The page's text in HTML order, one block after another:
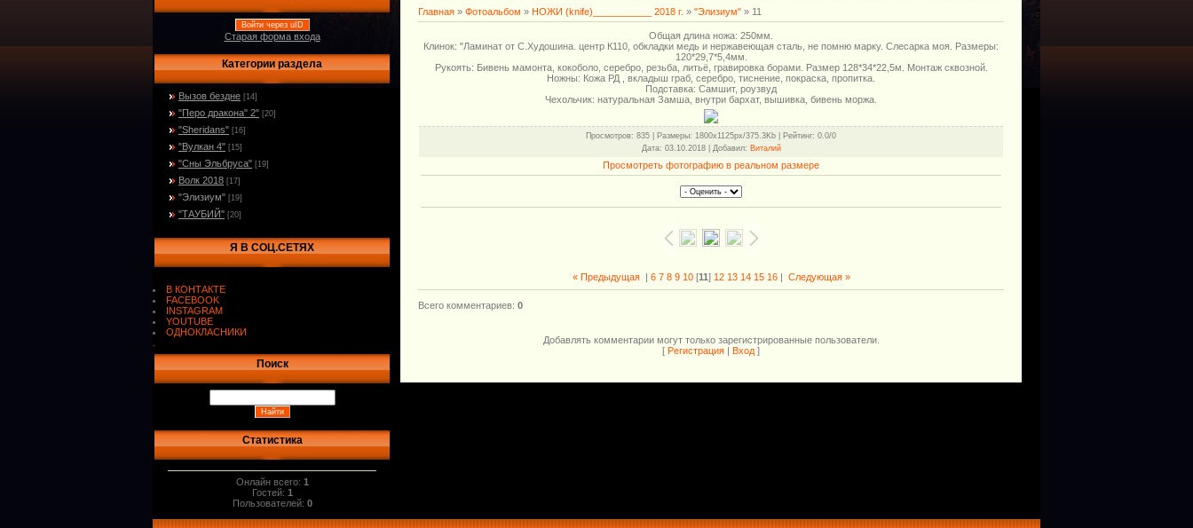
Войти через uID
Старая форма входа
Категории раздела
Вызов бездне [14]
"Перо дракона" 2" [20]
"Sheridans" [16]
"Вулкан 4" [15]
"Сны Эльбруса" [19]
Волк 2018 [17]
"Элизиум" [19]
"ТАУБИЙ" [20]
Я В СОЦ.СЕТЯХ
В КОНТАКТЕ
FACEBOOK
INSTAGRAM
YOUTUBE
ОДНОКЛАСНИКИ
Поиск
Статистика
Онлайн всего: 1
Гостей: 1
Пользователей: 0
Главная » Фотоальбом » НОЖИ (knife)___________ 2018 г. » "Элизиум" » 11
Общая длина ножа: 250мм.
Клинок: "Ламинат от С.Худошина. центр К110, обкладки медь и нержавеющая сталь, не помню марку. Слесарка моя. Размеры:
120*29,7*5,4мм.
Рукоять: Бивень мамонта, кокоболо, серебро, резьба, литьё, гравировка борами. Размер 128*34*22,5м. Монтаж сквозной.
Ножны: Кожа РД , вкладыш граб, серебро, тиснение, покраска, пропитка.
Подставка: Самшит, роузвуд
Чехольчик: натуральная Замша, внутри бархат, вышивка, бивень моржа.
Просмотров: 835 | Размеры: 1800x1125px/375.3Kb | Рейтинг: 0.0/0
Дата: 03.10.2018 | Добавил: Виталий
Просмотреть фотографию в реальном размере
« Предыдущая| 6 7 8 9 10[11] 12 13 14 15 16| Следующая »
Всего комментариев: 0
Добавлять комментарии могут только зарегистрированные пользователи.
[ Регистрация Вход ]